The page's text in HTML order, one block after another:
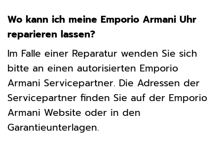
Wo kann ich meine Emporio Armani Uhr
reparieren lassen?
Im Falle einer Reparatur wenden Sie sich
bitte an einen autorisierten Emporio
Armani Servicepartner. Die Adressen der
Servicepartner finden Sie auf der Emporio
Armani Website oder in den
Garantieunterlagen.